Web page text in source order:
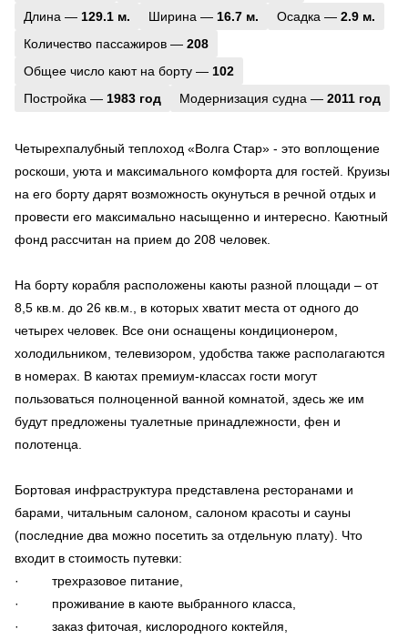
Длина — 129.1 м. Ширина — 16.7 м. Осадка — 2.9 м.
Количество пассажиров — 208
Общее число кают на борту — 102
Постройка — 1983 год Модернизация судна — 2011 год
Четырехпалубный теплоход «Волга Стар» - это воплощение
роскоши, уюта и максимального комфорта для гостей. Круизы
на его борту дарят возможность окунуться в речной отдых и
провести его максимально насыщенно и интересно. Каютный
фонд рассчитан на прием до 208 человек.
На борту корабля расположены каюты разной площади – от
8,5 кв.м. до 26 кв.м., в которых хватит места от одного до
четырех человек. Все они оснащены кондиционером,
холодильником, телевизором, удобства также располагаются
в номерах. В каютах премиум-классах гости могут
пользоваться полноценной ванной комнатой, здесь же им
будут предложены туалетные принадлежности, фен и
полотенца.
Бортовая инфраструктура представлена ресторанами и
барами, читальным салоном, салоном красоты и сауны
(последние два можно посетить за отдельную плату). Что
входит в стоимость путевки:
· трехразовое питание,
· проживание в каюте выбранного класса,
· заказ фиточая, кислородного коктейля,